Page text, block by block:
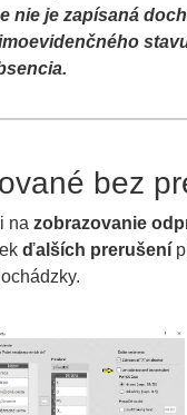
nie je zapísaná
bez
na zobrazovanie
ďalších prerušení